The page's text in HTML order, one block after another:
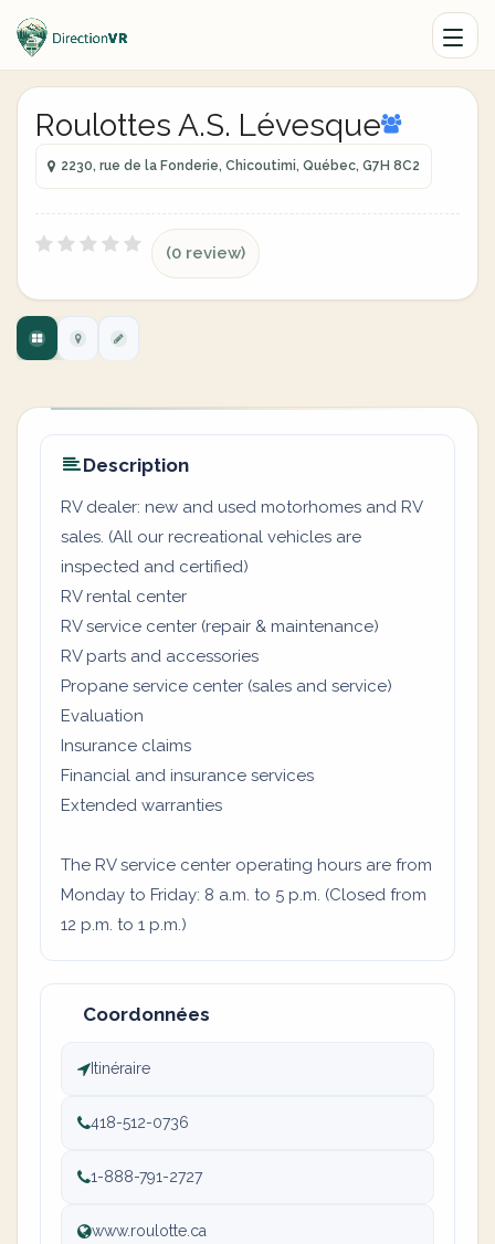
Roulottes A.S. Lévesque
2230, rue de la Fonderie, Chicoutimi, Québec, G7H 8C2
(0 review)
Description
RV dealer: new and used motorhomes and RV
sales. (All our recreational vehicles are
inspected and certified)
RV rental center
RV service center (repair & maintenance)
RV parts and accessories
Propane service center (sales and service)
Evaluation
Insurance claims
Financial and insurance services
Extended warranties
The RV service center operating hours are from
Monday to Friday: 8 a.m. to 5 p.m. (Closed from
12 p.m. to 1 p.m.)
Coordonnées
Itinéraire
418-512-0736
1-888-791-2727
www.roulotte.ca